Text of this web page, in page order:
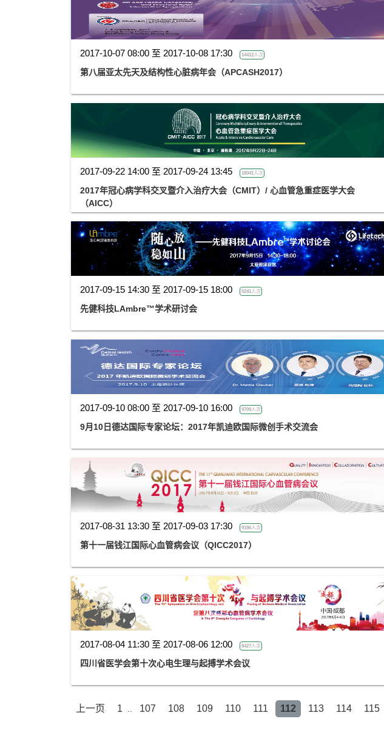
2017-10-07 08:00 至 2017-10-08 17:30 14412人次
第八届亚太先天及结构性心脏病年会（APCASH2017）
2017-09-22 14:00 至 2017-09-24 13:45 18041人次
2017年冠心病学科交叉暨介入治疗大会（CMIT）/ 心血管急重症医学大会
（AICC）
2017-09-15 14:30 至 2017-09-15 18:00 5241人次
先健科技LAmbre™学术研讨会
2017-09-10 08:00 至 2017-09-10 16:00 9709人次
9月10日德达国际专家论坛：2017年凯迪欧国际微创手术交流会
2017-08-31 13:30 至 2017-09-03 17:30 9186人次
第十一届钱江国际心血管病会议（QICC2017）
2017-08-04 11:30 至 2017-08-06 12:00 8427人次
四川省医学会第十次心电生理与起搏学术会议
上一页 1 107 108 109 110 111 112 113 114 115